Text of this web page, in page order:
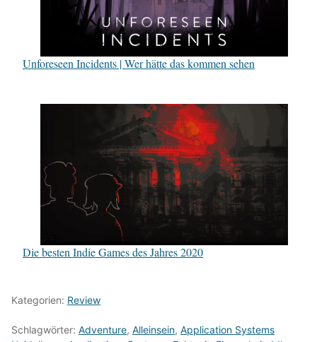
Unforeseen Incidents | Wer hätte das kommen sehen
Die besten Indie Games des Jahres 2020
Kategorien: Review
Schlagwörter: Adventure, Alleinsein, Application Systems